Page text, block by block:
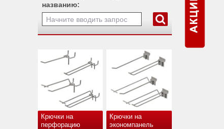
названию:
Крючки на
перфорацию
Крючки на
экономпанель